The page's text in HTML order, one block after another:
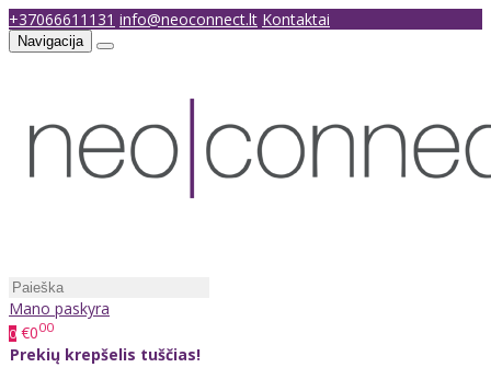
+37066611131 info@neoconnect.lt Kontaktai
Navigacija
Mano paskyra
0 €000
Prekių krepšelis tuščias!